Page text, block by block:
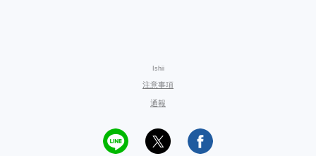
Ishii
注意事項
通報